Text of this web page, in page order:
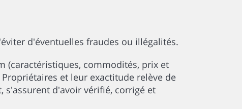
d'éventuelles fraudes ou illégalités.
(caractéristiques, commodités, prix et
et leur exactitude relève de
s'assurent d'avoir vérifié, corrigé et